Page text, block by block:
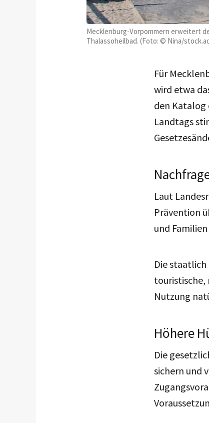
Mecklenburg-Vorpommern erweitert
Thalassoheilbad. (Foto: © Nina/
Für
wird etwa
den Katalog
Landtags
Laut
Prävention
und
Die
touristische,
Nutzung
Höhere
Die
sichern und